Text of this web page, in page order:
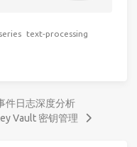
series
text-processing
件日志深度分析
Vault 密钥管理